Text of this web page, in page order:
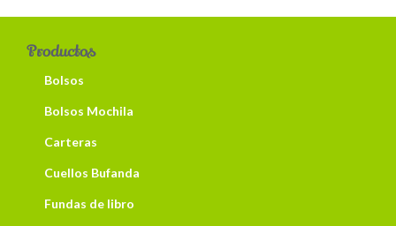
Productos
Bolsos
Bolsos Mochila
Carteras
Cuellos Bufanda
Fundas de libro